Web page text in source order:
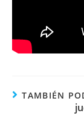
TAMBIÉN